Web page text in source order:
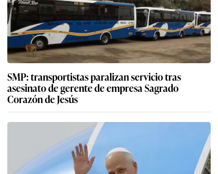
SMP: transportistas paralizan servicio tras
asesinato de gerente de empresa Sagrado
Corazón de Jesús